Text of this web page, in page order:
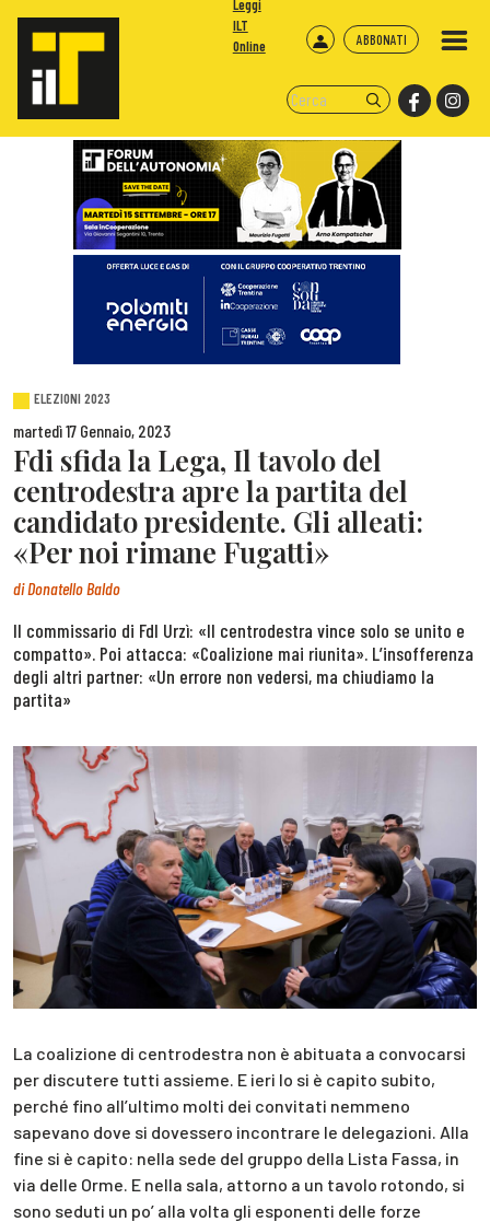
ABBONATI
Leggi
ILT
Online
ELEZIONI 2023
martedì 17 Gennaio, 2023
Fdi sfida la Lega, Il tavolo del
centrodestra apre la partita del
candidato presidente. Gli alleati:
«Per noi rimane Fugatti»
diDonatello Baldo
Il commissario di FdI Urzì: «Il centrodestra vince solo se unito e
compatto». Poi attacca: «Coalizione mai riunita». L’insofferenza
degli altri partner: «Un errore non vedersi, ma chiudiamo la
partita»
La coalizione di centrodestra non è abituata a convocarsi
per discutere tutti assieme. E ieri lo si è capito subito,
perché fino all’ultimo molti dei convitati nemmeno
sapevano dove si dovessero incontrare le delegazioni. Alla
fine si è capito: nella sede del gruppo della Lista Fassa, in
via delle Orme. E nella sala, attorno a un tavolo rotondo, si
sono seduti un po’ alla volta gli esponenti delle forze